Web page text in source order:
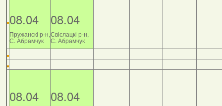
08.04
Пружанскі р-н,
С. Абрамчук
08.04
Свіслацкі р-н,
С. Абрамчук
08.04 08.04